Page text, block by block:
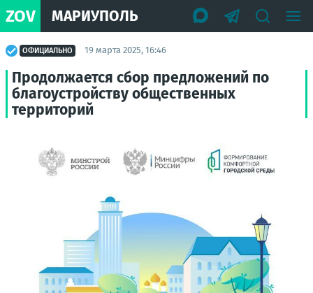
ZOV МАРИУПОЛЬ
ОФИЦИАЛЬНО 19 марта 2025, 16:46
Продолжается сбор предложений по
благоустройству общественных
территорий